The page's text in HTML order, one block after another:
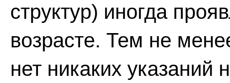
структур) иногда
возрасте. Тем не
нет никаких